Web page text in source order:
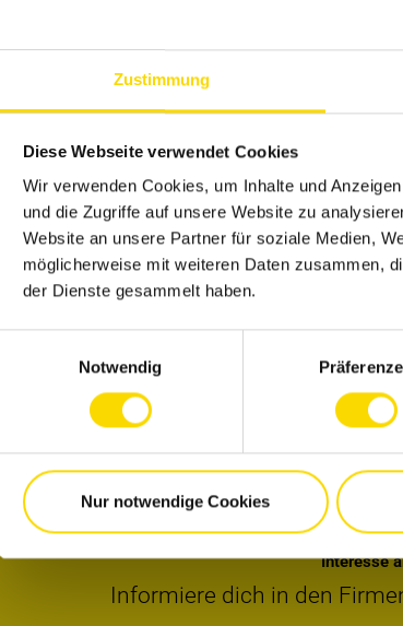
Zustimmung
Diese Webseite verwendet Cookies
Wir verwenden Cookies, um Inhalte und
und die Zugriffe auf unsere Website zu
Website an unsere Partner für soziale Medien,
möglicherweise mit weiteren Daten zusammen,
der Dienste gesammelt haben.
Notwendig
Nur notwendige Cookies
Berufseinsteiger
sich freuen können:
für die Kantine
Interesse
Informiere dich in den